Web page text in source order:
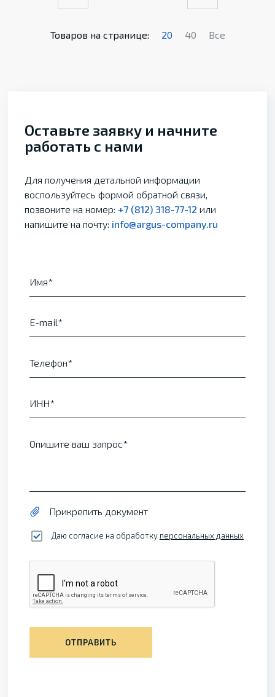
Товаров на странице: 20 40 Все
Оставьте заявку и начните
работать с нами
Для получения детальной информации
воспользуйтесь формой обратной связи,
позвоните на номер: +7 (812) 318-77-12 или
напишите на почту: info@argus-company.ru
Имя
E-mail
Телефон
ИНН
Опишите ваш запрос
Прикрепить документ
Даю согласие на обработку персональных данных
ОТПРАВИТЬ